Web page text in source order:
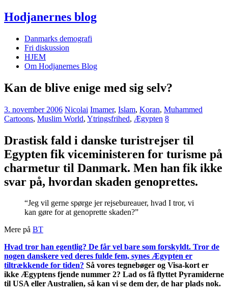
Hodjanernes blog
Danmarks demografi
Fri diskussion
HJEM
Om Hodjanernes Blog
Kan de blive enige med sig selv?
3. november 2006 Nicolai Imamer, Islam, Koran, Muhammed
Cartoons, Muslim World, Ytringsfrihed, Ægypten 8
Drastisk fald i danske turistrejser til
Egypten fik viceministeren for turisme på
charmetur til Danmark. Men han fik ikke
svar på, hvordan skaden genoprettes.
“Jeg vil gerne spørge jer rejsebureauer, hvad I tror, vi
kan gøre for at genoprette skaden?”
Mere på BT
Hvad tror han egentlig? De får vel bare som forskyldt. Tror de
nogen danskere ved deres fulde fem, synes Ægypten er
tiltrækkende for tiden? Så vores tegnebøger og Visa-kort er
ikke Ægyptens fjende nummer 2? Lad os få flyttet Pyramiderne
til USA eller Australien, så kan vi se dem der, de har plads nok.